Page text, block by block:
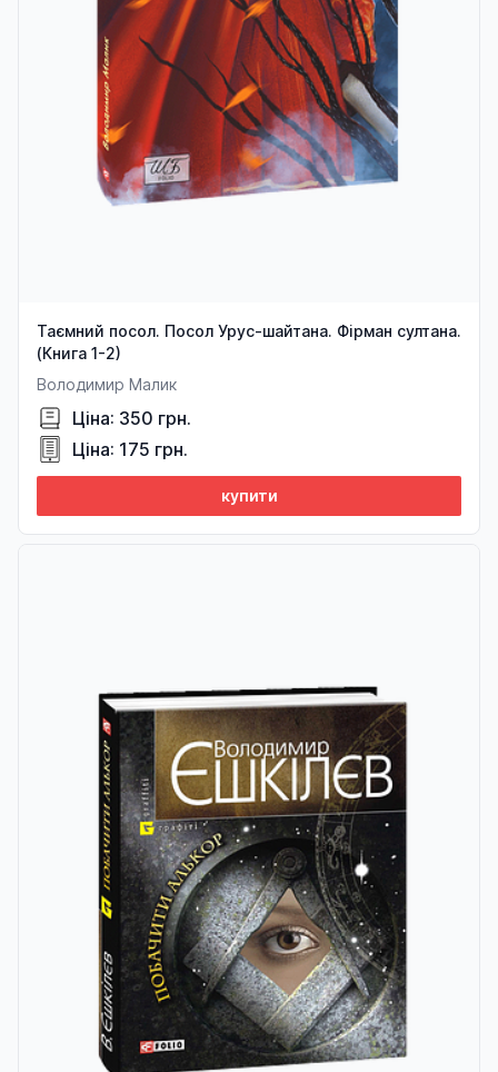
Таємний посол. Посол Урус-шайтана. Фірман султана.
(Книга 1-2)
Володимир Малик
Ціна: 350 грн.
Ціна: 175 грн.
купити